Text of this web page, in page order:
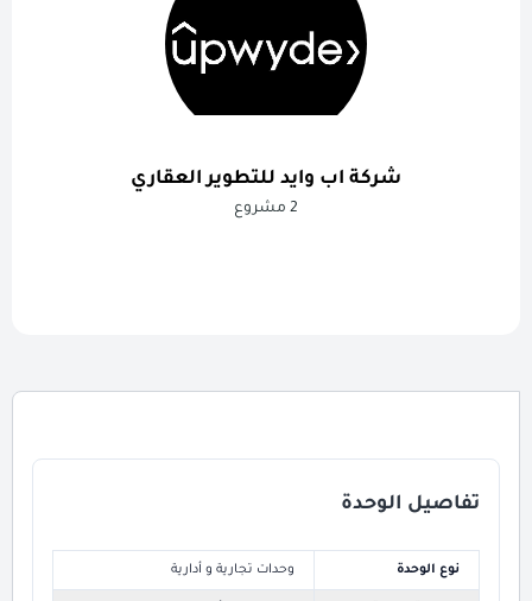
شركة اب وايد للتطوير العقاري
2 مشروع
تفاصيل الوحدة
نوع الوحدة وحدات تجارية و أدارية